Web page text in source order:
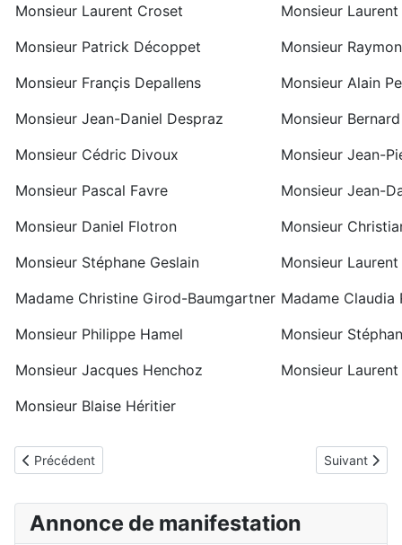
Monsieur Laurent Croset
Monsieur Patrick Décoppet
Monsieur Françis Depallens
Monsieur Jean-Daniel Despraz
Monsieur Cédric Divoux
Monsieur Pascal Favre
Monsieur Daniel Flotron
Monsieur Stéphane Geslain
Madame Christine Girod-Baumgartner
Monsieur Philippe Hamel
Monsieur Jacques Henchoz
Monsieur Blaise Héritier
Monsieur Laurent
Monsieur
Monsieur Alain
Monsieur
Monsieur Jean-
Monsieur Jean-
Monsieur
Monsieur Laurent
Madame Claudia
Monsieur
Monsieur Laurent
Article précédent : Documents
Précédent Article
Suivant
Annonce de manifestation